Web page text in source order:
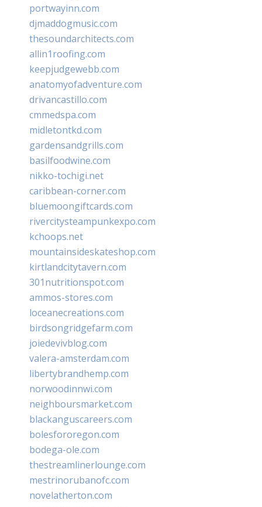
portwayinn.com
djmaddogmusic.com
thesoundarchitects.com
allin1roofing.com
keepjudgewebb.com
anatomyofadventure.com
drivancastillo.com
cmmedspa.com
midletontkd.com
gardensandgrills.com
basilfoodwine.com
nikko-tochigi.net
caribbean-corner.com
bluemoongiftcards.com
rivercitysteampunkexpo.com
kchoops.net
mountainsideskateshop.com
kirtlandcitytavern.com
301nutritionspot.com
ammos-stores.com
loceanecreations.com
birdsongridgefarm.com
joiedevivblog.com
valera-amsterdam.com
libertybrandhemp.com
norwoodinnwi.com
neighboursmarket.com
blackanguscareers.com
bolesfororegon.com
bodega-ole.com
thestreamlinerlounge.com
mestrinorubanofc.com
novelatherton.com